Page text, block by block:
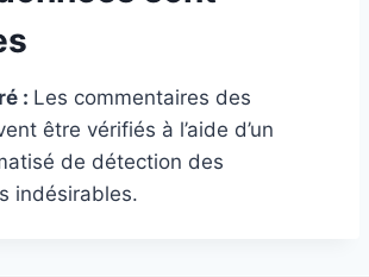
: Les commentaires des
être vérifiés à l’aide d’un
de détection des
indésirables.